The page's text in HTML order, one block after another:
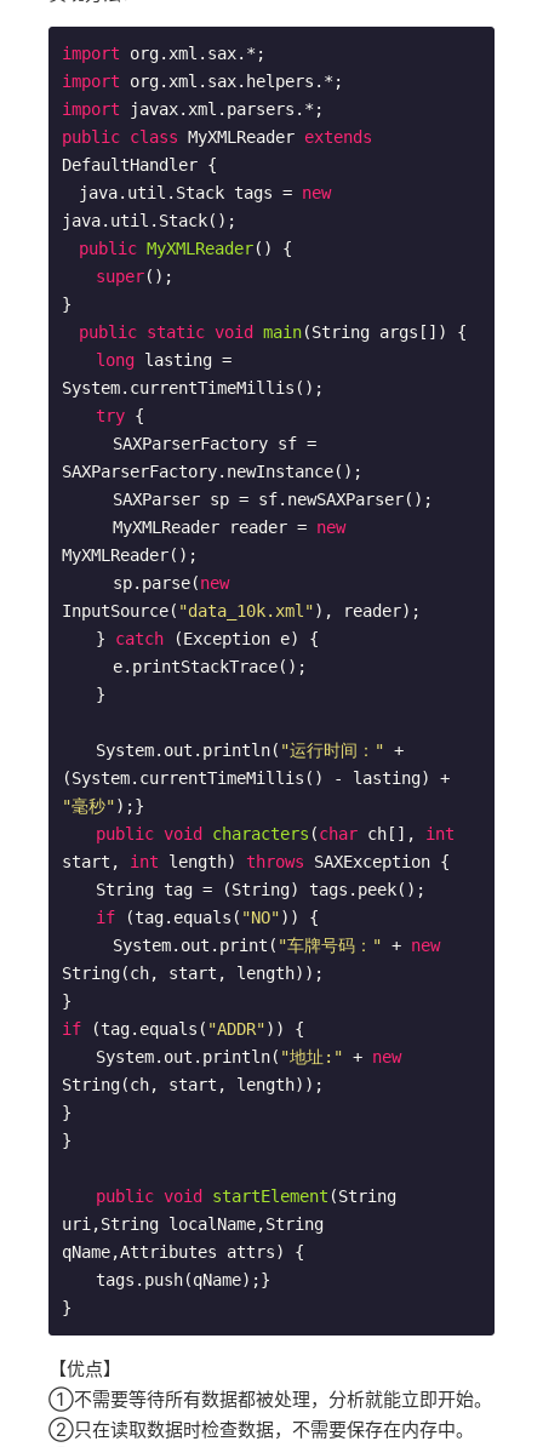
import
import
import
public class MyXMLReader extends
DefaultHandler {
java.util.Stack tags = new
java.util.Stack();
public MyXMLReader()
{
super();
}
public static void main(String args[])
{
long lasting =
System.currentTimeMillis();
try {
SAXParserFactory sf =
SAXParserFactory.newInstance();
SAXParser sp = sf.newSAXParser();
MyXMLReader reader = new
MyXMLReader();
sp.parse(new
InputSource( "data_10k.xml"), reader);
} catch (Exception e) {
e.printStackTrace();
}
System.out.println( "运行时间：" +
"毫秒");}
public void characters (char ch[], int
start, int length) throws SAXException {
String tag = (String) tags.peek();
if (tag.equals( "NO")) {
System.out.print( "车牌号码：" + new
String(ch, start, length));
if (tag.equals( "ADDR")) {
System.out.println( "地址:" + new
String(ch, start, length));
}
}
public void startElement (String
uri,String localName,String
qName,Attributes attrs)
{
tags.push(qName);}
【优点】
①不需要等待所有数据都被处理，分析就能立即开始。
②只在读取数据时检查数据，不需要保存在内存中。